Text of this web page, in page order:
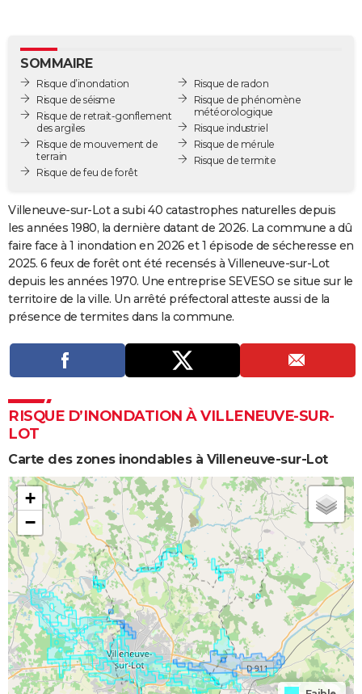
GUIDES D'ACHAT
BONS PLANS
CARTE DE VOEUX
Carte de Noël
Carte Bonne année
Carte Saint-Valentin
Carte Pâques
Carte d'anniversaire
DICTIONNAIRE
Dictionnaire
Biographies
Citations
Expressions
Proverbes
COPAINS D'AVANT
S'inscrire
Se connecter
Lycées
Collèges
Primaires
Universités
Entreprises
Service militaire
Avis de recherche
AVIS DE DÉCÈS
FORUM
Bricolage
Lifestyle
Culture
SportAuto
Television
Voyage
Cinema
SOMMAIRE
Risque d’inondation
Risque de séisme
Risque de retrait-gonflement
des argiles
Risque de mouvement de
terrain
Risque de feu de forêt
Risque de radon
Risque de phénomène
météorologique
Risque industriel
Risque de mérule
Risque de termite
Villeneuve-sur-Lot a subi 40 catastrophes naturelles depuis
les années 1980, la dernière datant de 2026. La commune a dû
faire face à 1 inondation en 2026 et 1 épisode de sécheresse en
2025. 6 feux de forêt ont été recensés à Villeneuve-sur-Lot
depuis les années 1970. Une entreprise SEVESO se situe sur le
territoire de la ville. Un arrêté préfectoral atteste aussi de la
présence de termites dans la commune.
RISQUE D’INONDATION À VILLENEUVE-SUR-
LOT
Carte des zones inondables à Villeneuve-sur-Lot
+
−